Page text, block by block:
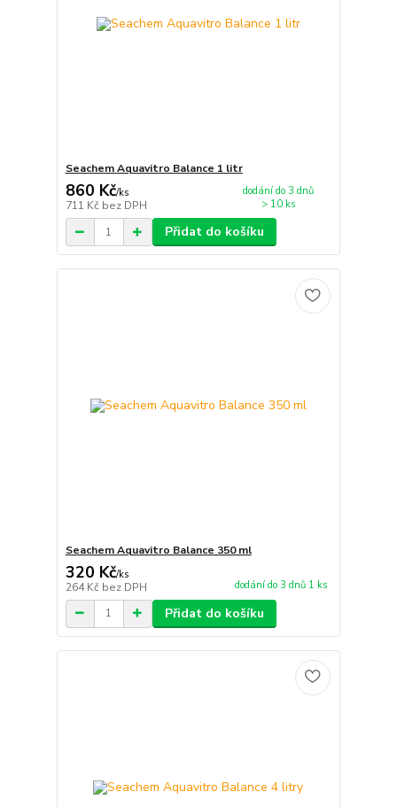
Seachem Aquavitro Balance 1 litr
860 Kč/ks
711 Kč bez DPH
dodání do 3 dnů
> 10 ks
Přidat do košíku
Seachem Aquavitro Balance 350 ml
320 Kč/ks
264 Kč bez DPH dodání do 3 dnů 1 ks
Přidat do košíku